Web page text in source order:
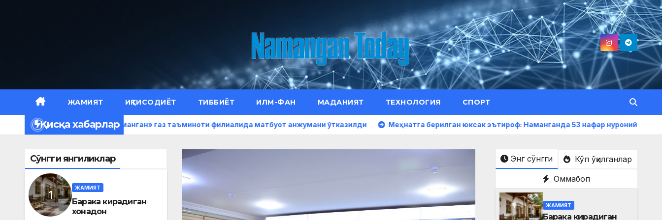
ЖАМИЯТ ИҚТИСОДИЁТ ТИББИЁТ ИЛМ-ФАН МАДАНИЯТ ТЕХНОЛОГИЯ СПОРТ
Қисқа хабарлар
«Ҳудудгаз Наманган» газ таъминоти филиалида матбуот анжумани ўтказилди Меҳнатга берилган юксак эътироф: Наманганда 53 нафар нуроний «Меҳнат
Сўнгги янгиликлар
ЖАМИЯТ
Барака кирадиган
хонадон
Энг сўнгги
Кўп ўқилганлар
Оммабоп
ЖАМИЯТ
Барака кирадиган